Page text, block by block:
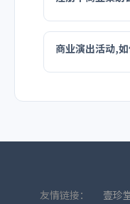
商业演出活动,
友情链接： 壹珍